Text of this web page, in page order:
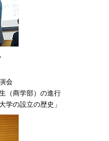
会
（商学部）の進行
学の設立の歴史」